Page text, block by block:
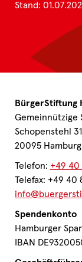
Stand:
BürgerStiftung
Gemeinnützige
Schopenstehl 31
20095 Hamburg
Telefon: +49 40
Telefax: +49 40
Spendenkonto
Hamburger
IBAN